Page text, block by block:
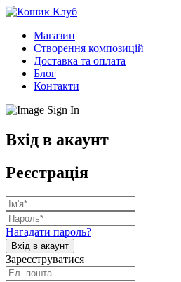
Магазин
Створення композицій
Доставка та оплата
Блог
Контакти
Вхід в акаунт
Реєстрація
Нагадати пароль?
Зареєструватися